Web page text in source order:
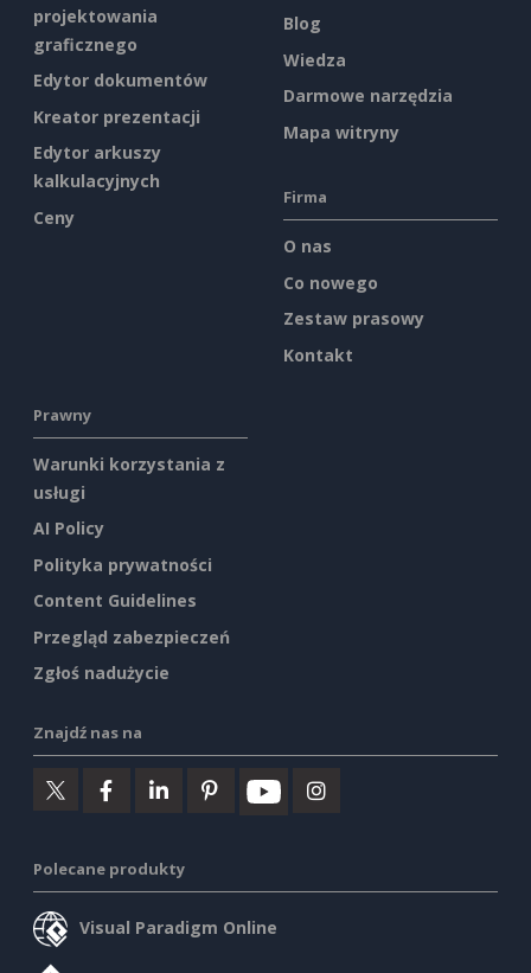
projektowania
graficznego
Edytor dokumentów
Kreator prezentacji
Edytor arkuszy
kalkulacyjnych
Ceny
Blog
Wiedza
Darmowe narzędzia
Mapa witryny
Firma
O nas
Co nowego
Zestaw prasowy
Kontakt
Prawny
Warunki korzystania z
usługi
AI Policy
Polityka prywatności
Content Guidelines
Przegląd zabezpieczeń
Zgłoś nadużycie
Znajdź nas na
Polecane produkty
Visual Paradigm Online